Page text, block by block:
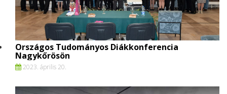
Országos Tudományos Diákkonferencia
Nagykőrösön
2023. április 20.